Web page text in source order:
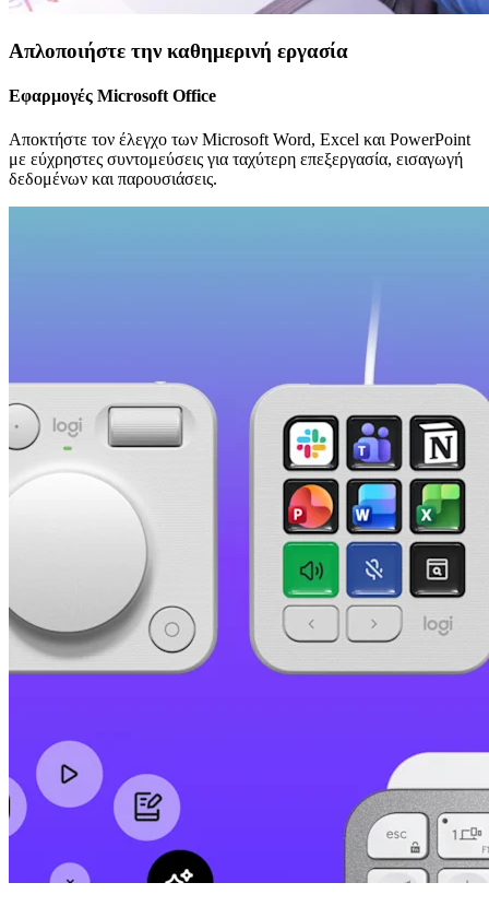
Απλοποιήστε την καθημερινή εργασία
Εφαρμογές Microsoft Office
Αποκτήστε τον έλεγχο των Microsoft Word, Excel και PowerPoint
με εύχρηστες συντομεύσεις για ταχύτερη επεξεργασία, εισαγωγή
δεδομένων και παρουσιάσεις.